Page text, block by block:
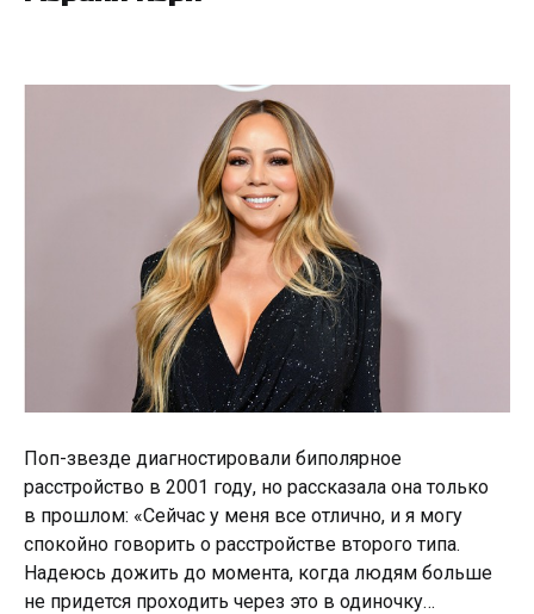
Поп-звезде диагностировали биполярное
расстройство в 2001 году, но рассказала она только
в прошлом: «Сейчас у меня все отлично, и я могу
спокойно говорить о расстройстве второго типа.
Надеюсь дожить до момента, когда людям больше
не придется проходить через это в одиночку…